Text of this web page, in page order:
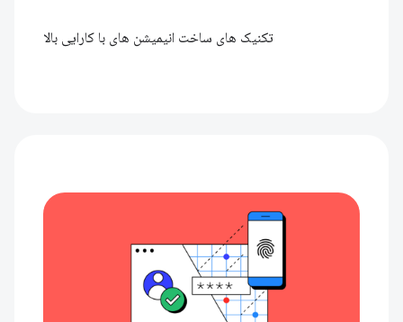
تکنیک های ساخت انیمیشن های با کارایی بالا